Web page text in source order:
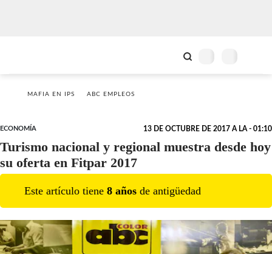
MAFIA EN IPS ABC EMPLEOS
ECONOMÍA 13 DE OCTUBRE DE 2017 A LA - 01:10
Turismo nacional y regional muestra desde hoy
su oferta en Fitpar 2017
Este artículo tiene 8 años de antigüedad